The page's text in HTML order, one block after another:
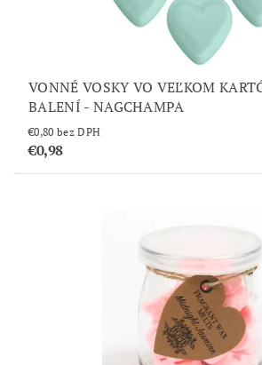
VONNÉ VOSKY VO VEĽKOM
BALENÍ - NAGCHAMPA
€0,80 bez DPH
€0,98